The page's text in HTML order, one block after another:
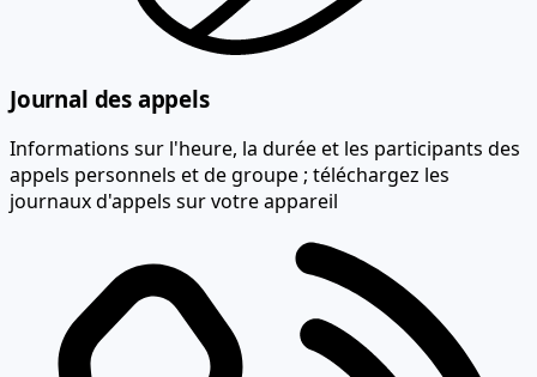
Journal des appels
Informations sur l'heure, la durée et les participants des
appels personnels et de groupe ; téléchargez les
journaux d'appels sur votre appareil